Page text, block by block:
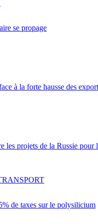
se propage
à la forte hausse des
les projets de la Russie pour
de taxes sur le polysilicium